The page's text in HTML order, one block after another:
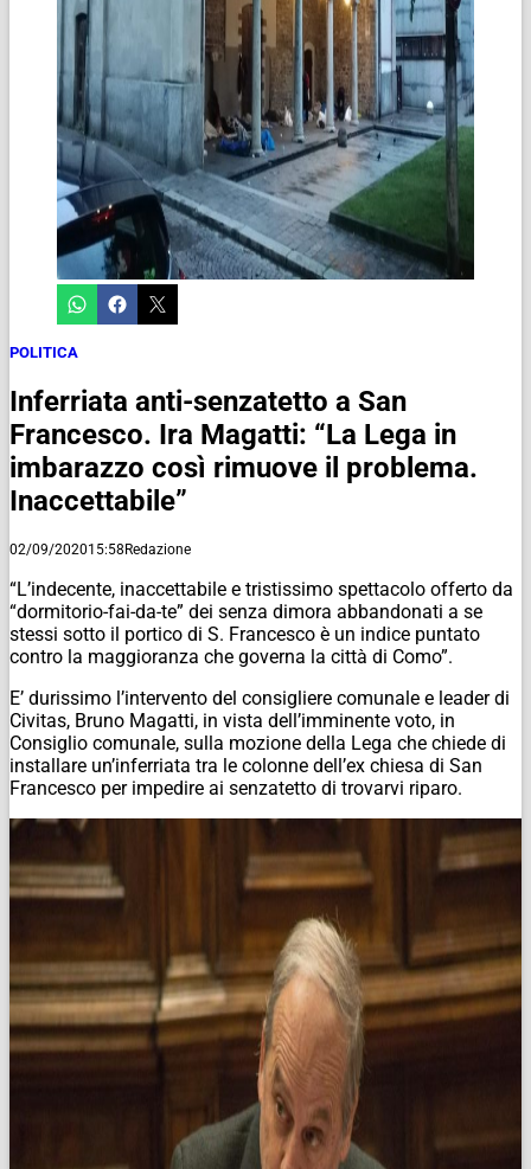
POLITICA
Inferriata anti-senzatetto a San
Francesco. Ira Magatti: “La Lega in
imbarazzo così rimuove il problema.
Inaccettabile”
02/09/202015:58Redazione
“L’indecente, inaccettabile e tristissimo spettacolo offerto da
“dormitorio-fai-da-te” dei senza dimora abbandonati a se
stessi sotto il portico di S. Francesco è un indice puntato
contro la maggioranza che governa la città di Como”.
E’ durissimo l’intervento del consigliere comunale e leader di
Civitas, Bruno Magatti, in vista dell’imminente voto, in
Consiglio comunale, sulla mozione della Lega che chiede di
installare un’inferriata tra le colonne dell’ex chiesa di San
Francesco per impedire ai senzatetto di trovarvi riparo.